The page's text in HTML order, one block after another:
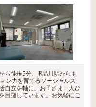
徒歩5分、JR品川駅からも
ン力を育てるソーシャルス
自立を軸に、お子さま一人ひ
目指しています。お気軽にご